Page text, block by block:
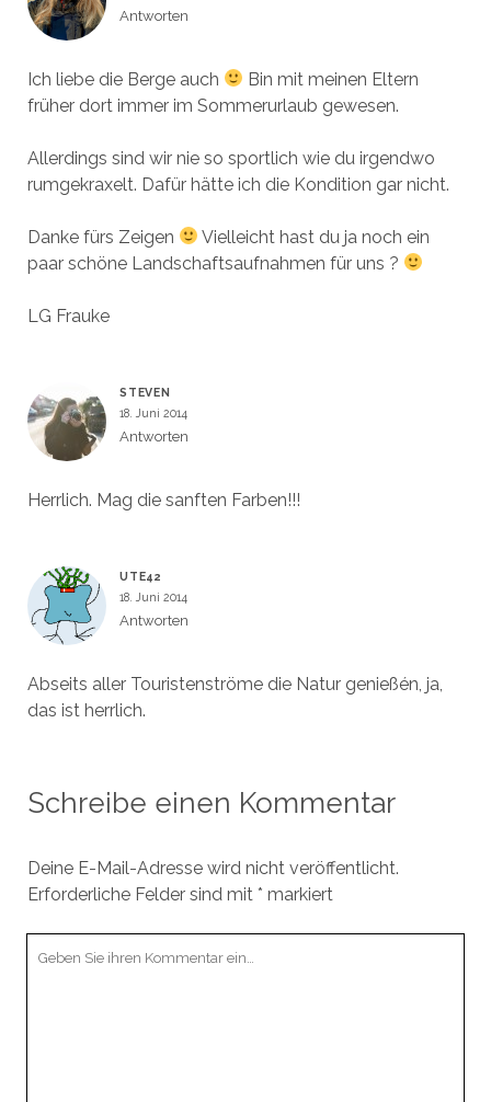
Antworten
Ich liebe die Berge auch
Bin mit meinen Eltern
früher dort immer im Sommerurlaub gewesen.
Allerdings sind wir nie so sportlich wie du irgendwo
rumgekraxelt. Dafür hätte ich die Kondition gar nicht.
Danke fürs Zeigen
Vielleicht hast du ja noch ein
paar schöne Landschaftsaufnahmen für uns ?
LG Frauke
STEVEN
18. Juni 2014
Antworten
Herrlich. Mag die sanften Farben!!!
UTE42
18. Juni 2014
Antworten
Abseits aller Touristenströme die Natur genießén, ja,
das ist herrlich.
Schreibe einen Kommentar
Deine E-Mail-Adresse wird nicht veröffentlicht.
Erforderliche Felder sind mit * markiert